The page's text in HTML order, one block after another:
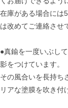
在庫がある場合には
は改めてご連絡させ
●真鍮を一度いぶし
影をつけています。
その風合いを長持ち
リアな塗膜を吹き付